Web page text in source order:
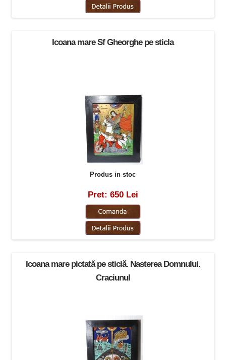
Icoana mare Sf Gheorghe pe sticla
Produs in stoc
Pret: 650 Lei
Icoana mare pictată pe sticlă. Nasterea Domnului.
Craciunul